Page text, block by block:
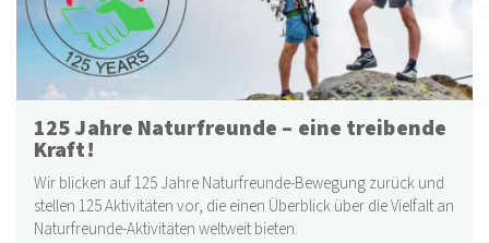
125 Jahre Naturfreunde – eine treibende
Kraft!
Wir blicken auf 125 Jahre Naturfreunde-Bewegung zurück und
stellen 125 Aktivitäten vor, die einen Überblick über die Vielfalt an
Naturfreunde-Aktivitäten weltweit bieten.